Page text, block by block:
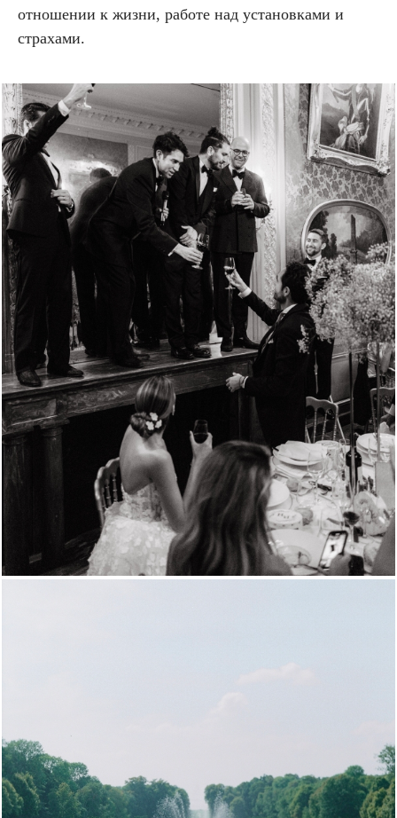
отношении к жизни, работе над установками и
страхами.